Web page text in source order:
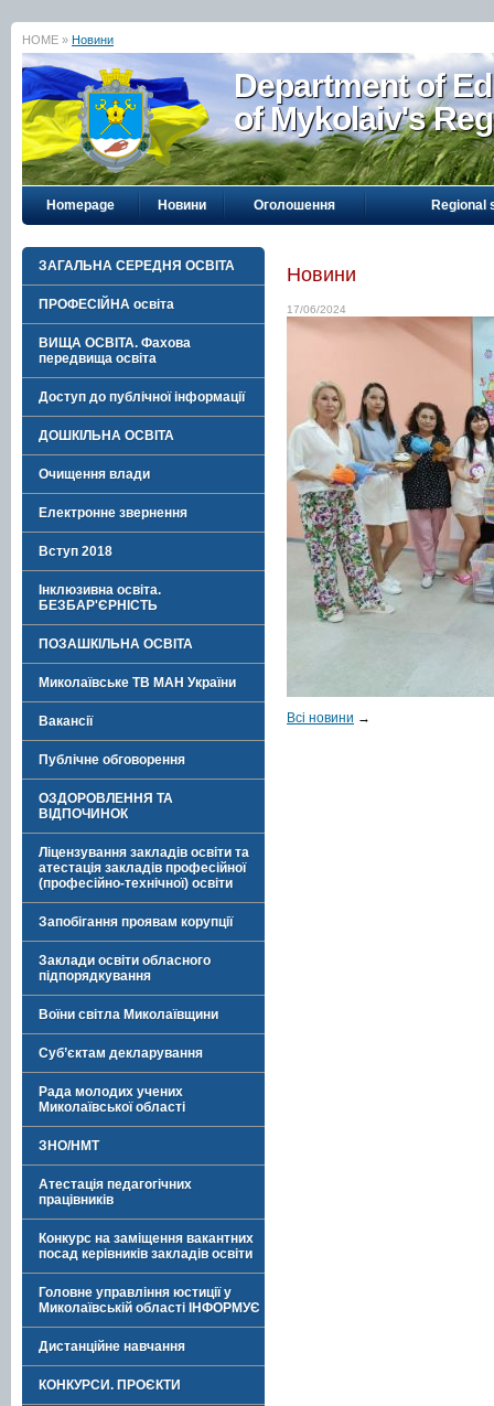
HOME » Новини
Department of
of Mykolaiv's
Homepage Новини Оголошення Regional
ЗАГАЛЬНА СЕРЕДНЯ ОСВІТА
ПРОФЕСІЙНА освіта
ВИЩА ОСВІТА. Фахова
передвища освіта
Доступ до публічної інформації
ДОШКІЛЬНА ОСВІТА
Очищення влади
Електронне звернення
Вступ 2018
Інклюзивна освіта.
БЕЗБАР'ЄРНІСТЬ
ПОЗАШКІЛЬНА ОСВІТА
Миколаївське ТВ МАН України
Вакансії
Публічне обговорення
ОЗДОРОВЛЕННЯ ТА
ВІДПОЧИНОК
Ліцензування закладів освіти та
атестація закладів професійної
(професійно-технічної) освіти
Запобігання проявам корупції
Заклади освіти обласного
підпорядкування
Воїни світла Миколаївщини
Суб’єктам декларування
Рада молодих учених
Миколаївської області
ЗНО/НМТ
Атестація педагогічних
працівників
Конкурс на заміщення вакантних
посад керівників закладів освіти
Головне управління юстиції у
Миколаївській області ІНФОРМУЄ
Дистанційне навчання
КОНКУРСИ. ПРОЄКТИ
Новини
17/06/2024
Всі новини →